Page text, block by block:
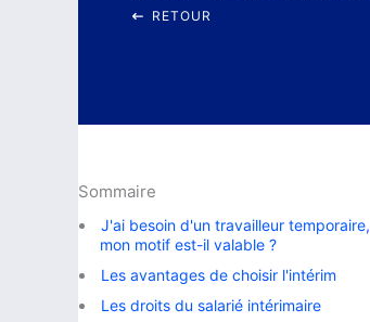
RETOUR
Sommaire
J'ai besoin d'un travailleur temporaire,
mon motif est-il valable ?
Les avantages de choisir l'intérim
Les droits du salarié intérimaire